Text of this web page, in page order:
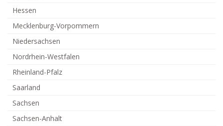
Hessen
Mecklenburg-Vorpommern
Niedersachsen
Nordrhein-Westfalen
Rheinland-Pfalz
Saarland
Sachsen
Sachsen-Anhalt